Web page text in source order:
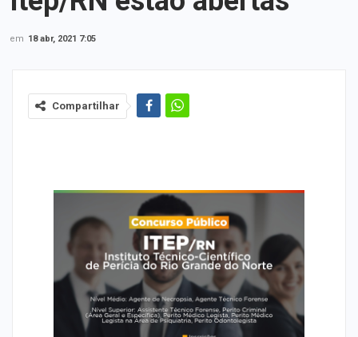
em 18 abr, 2021 7:05
Compartilhar